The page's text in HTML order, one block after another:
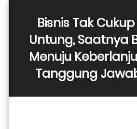
Bisnis Tak
Untung, Saatnya
Menuju
Tanggung